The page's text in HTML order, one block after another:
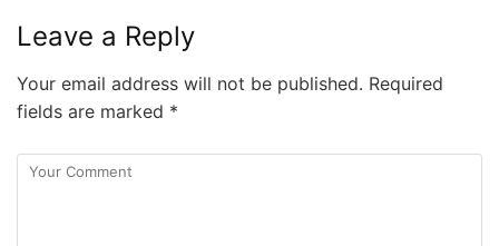
Leave a Reply
Your email address will not be published. Required
fields are marked *